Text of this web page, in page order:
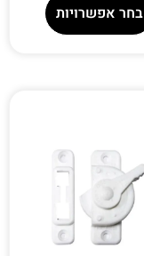
בחר אפשרויות